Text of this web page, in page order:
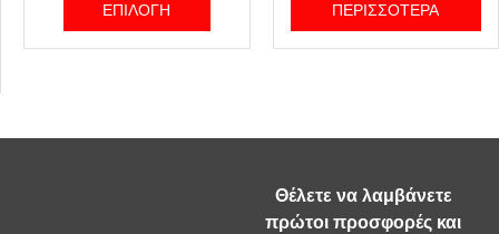
ΕΠΙΛΟΓΉ
ΠΕΡΙΣΣΌΤΕΡΑ
Θέλετε να λαμβάνετε
πρώτοι προσφορές και